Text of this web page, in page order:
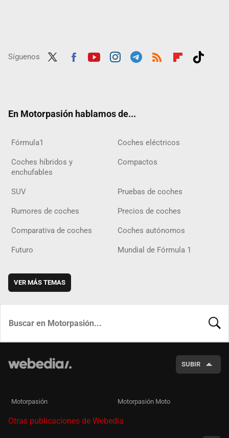
Síguenos
En Motorpasión hablamos de...
Fórmula1 Coches eléctricos
Coches híbridos y
enchufables
Compactos
SUV Pruebas de coches
Rumores de coches Precios de coches
Comparativa de coches Coches autónomos
Futuro Mundial de Fórmula 1
VER MÁS TEMAS
SUBIR
Motorpasión Motorpasión Moto
Otras publicaciones de Webedia